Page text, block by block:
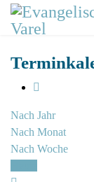
Nach Jahr
Nach Monat
Nach Woche